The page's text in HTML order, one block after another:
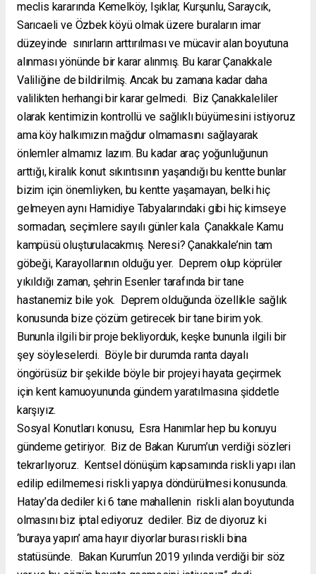
meclis kararında Kemelköy, Işıklar, Kurşunlu, Saraycık,
Sarıcaeli ve Özbek köyü olmak üzere buraların imar
düzeyinde sınırların arttırılması ve mücavir alan boyutuna
alınması yönünde bir karar alınmış. Bu karar Çanakkale
Valiliğine de bildirilmiş. Ancak bu zamana kadar daha
valilikten herhangi bir karar gelmedi. Biz Çanakkaleliler
olarak kentimizin kontrollü ve sağlıklı büyümesini istiyoruz
ama köy halkımızın mağdur olmamasını sağlayarak
önlemler almamız lazım. Bu kadar araç yoğunluğunun
arttığı, kiralık konut sıkıntısının yaşandığı bu kentte bunlar
bizim için önemliyken, bu kentte yaşamayan, belki hiç
gelmeyen aynı Hamidiye Tabyalarındaki gibi hiç kimseye
sormadan, seçimlere sayılı günler kala Çanakkale Kamu
kampüsü oluşturulacakmış. Neresi? Çanakkale’nin tam
göbeği, Karayollarının olduğu yer. Deprem olup köprüler
yıkıldığı zaman, şehrin Esenler tarafında bir tane
hastanemiz bile yok. Deprem olduğunda özellikle sağlık
konusunda bize çözüm getirecek bir tane birim yok.
Bununla ilgili bir proje bekliyorduk, keşke bununla ilgili bir
şey söyleselerdi. Böyle bir durumda ranta dayalı
öngörüsüz bir şekilde böyle bir projeyi hayata geçirmek
için kent kamuoyununda gündem yaratılmasına şiddetle
karşıyız.
Sosyal Konutları konusu, Esra Hanımlar hep bu konuyu
gündeme getiriyor. Biz de Bakan Kurum’un verdiği sözleri
tekrarlıyoruz. Kentsel dönüşüm kapsamında riskli yapı ilan
edilip edilmemesi riskli yapıya döndürülmesi konusunda.
Hatay’da dediler ki 6 tane mahallenin riskli alan boyutunda
olmasını biz iptal ediyoruz dediler. Biz de diyoruz ki
‘buraya yapın’ ama hayır diyorlar burası riskli bina
statüsünde. Bakan Kurum’un 2019 yılında verdiği bir söz